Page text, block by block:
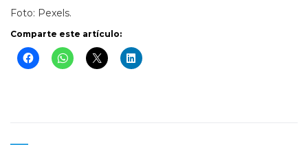
Foto: Pexels.
Comparte este artículo: